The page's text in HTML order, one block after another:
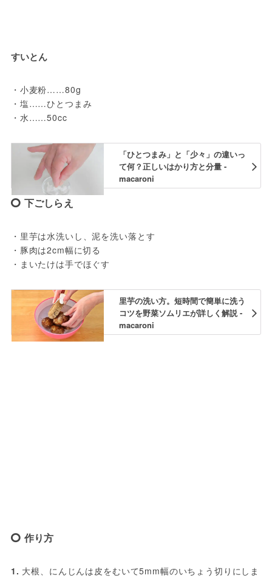
すいとん
・小麦粉……80g
・塩……ひとつまみ
・水……50cc
「ひとつまみ」と「少々」の違いっ
て何？正しいはかり方と分量 -
macaroni
下ごしらえ
・里芋は水洗いし、泥を洗い落とす
・豚肉は2cm幅に切る
・まいたけは手でほぐす
里芋の洗い方。短時間で簡単に洗う
コツを野菜ソムリエが詳しく解説 -
macaroni
作り方
1. 大根、にんじんは皮をむいて5mm幅のいちょう切りにしま